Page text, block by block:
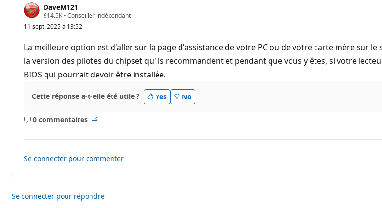
DaveM121
914.5K P
o
i
t
s
d
e
r
u
t
i
n
• Conseiller indépendant
11 sept. 2025 à 13:52
La meilleure option est d'aller sur la page d'assistance de votre PC ou de votre carte mère sur
la version des pilotes du chipset qu'ils recommandent et pendant que vous y êtes, si votre
BIOS qui pourrait devoir être installée.
Cette réponse a-t-elle été utile ? Yes No
0 commentaires
Aucun
Se connecter pour commenter
Se connecter pour répondre